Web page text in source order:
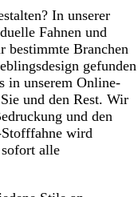
In unserer
Fahnen und
bestimmte Branchen
gefunden
in unserem Online-
und den Rest. Wir
und den
wird
alle